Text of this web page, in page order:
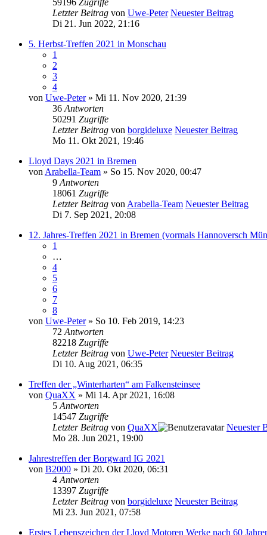
59196 Zugriffe
Letzter Beitrag von Uwe-Peter Neuester Beitrag
Di 21. Jun 2022, 21:16
5. Herbst-Treffen 2021 in Monschau
1
2
3
4
von Uwe-Peter» Mi 11. Nov 2020, 21:39
36 Antworten
50291 Zugriffe
Letzter Beitrag von borgideluxe Neuester Beitrag
Mo 11. Okt 2021, 19:46
Lloyd Days 2021 in Bremen
von Arabella-Team » So 15. Nov 2020, 00:47
9 Antworten
18061 Zugriffe
Letzter Beitrag von Arabella-Team Neuester Beitrag
Di 7. Sep 2021, 20:08
12. Jahres-Treffen 2021 in Bremen (vormals Hannoversch
1
…
4
5
6
7
8
von Uwe-Peter» So 10. Feb 2019, 14:23
72 Antworten
82218 Zugriffe
Letzter Beitrag von Uwe-Peter Neuester Beitrag
Di 10. Aug 2021, 06:35
Treffen der „Winterharten“ am Falkensteinsee
von QuaXX » Mi 14. Apr 2021, 16:08
5 Antworten
14547 Zugriffe
Letzter Beitrag von QuaXX
Neuester
Mo 28. Jun 2021, 19:00
Jahrestreffen der Borgward IG 2021
von B2000 » Di 20. Okt 2020, 06:31
4 Antworten
13397 Zugriffe
Letzter Beitrag von borgideluxe Neuester Beitrag
Mi 23. Jun 2021, 07:58
Erstes Lebenszeichen der Lloyd Motoren Werke nach 60